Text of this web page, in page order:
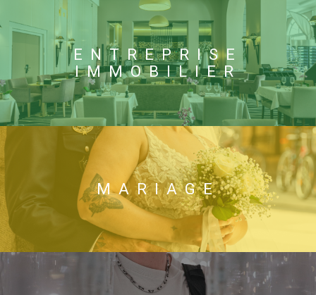
ENTREPRISE
IMMOBILIER
MARIAGE